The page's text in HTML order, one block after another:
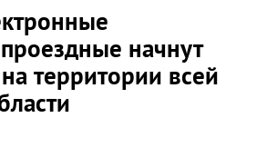
начнут
территории всей